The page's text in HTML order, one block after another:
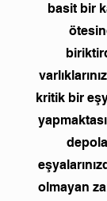
basit bir
kritik bir
olmayan